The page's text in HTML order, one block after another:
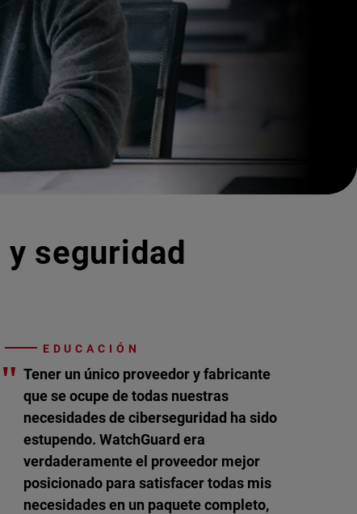
seguridad
EDUCACIÓN
" Tener un único proveedor y fabricante
que se ocupe de todas nuestras
necesidades de ciberseguridad ha sido
estupendo. WatchGuard era
verdaderamente el proveedor mejor
posicionado para satisfacer todas mis
necesidades en un paquete completo,